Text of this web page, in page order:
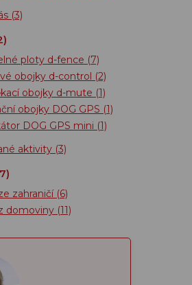
(3)
ploty d-fence (7)
obojky d-control (2)
obojky d-mute (1)
obojky DOG GPS (1)
DOG GPS mini (1)
aktivity (3)
zahraničí (6)
domoviny (11)